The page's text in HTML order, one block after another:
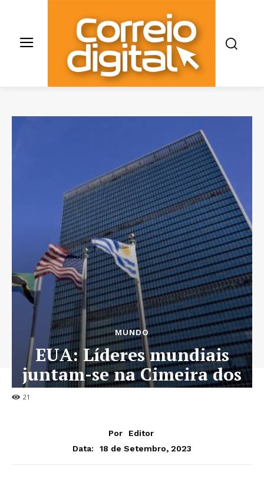
21
MUNDO
EUA: Líderes mundiais
juntam-se na Cimeira dos
ODS
Por
Editor
Data:
18 de Setembro, 2023